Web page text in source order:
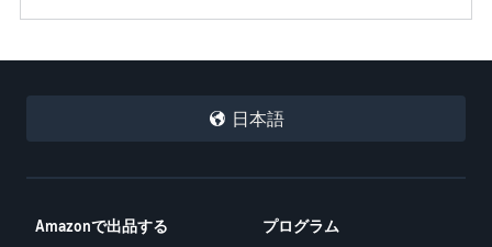
日本語
Amazonで出品する
プログラム